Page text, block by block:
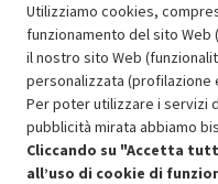
Resi e garanzie
Stato prodotti
Utilizziamo cookies,
funzionamento del sito Web
il nostro sito Web
personalizzata (profilazione
Per poter utilizzare i servizi
pubblicità mirata abbiamo
Cliccando su "Accetta
all’uso di cookie di